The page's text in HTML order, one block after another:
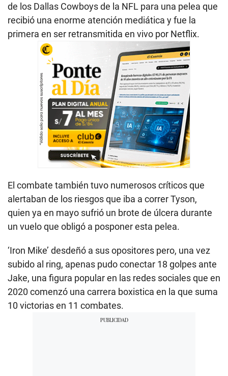
de los Dallas Cowboys de la NFL para una pelea que
recibió una enorme atención mediática y fue la
primera en ser retransmitida en vivo por Netflix.
El combate también tuvo numerosos críticos que
alertaban de los riesgos que iba a correr Tyson,
quien ya en mayo sufrió un brote de úlcera durante
un vuelo que obligó a posponer esta pelea.
‘Iron Mike’ desdeñó a sus opositores pero, una vez
subido al ring, apenas pudo conectar 18 golpes ante
Jake, una figura popular en las redes sociales que en
2020 comenzó una carrera boxistica en la que suma
10 victorias en 11 combates.